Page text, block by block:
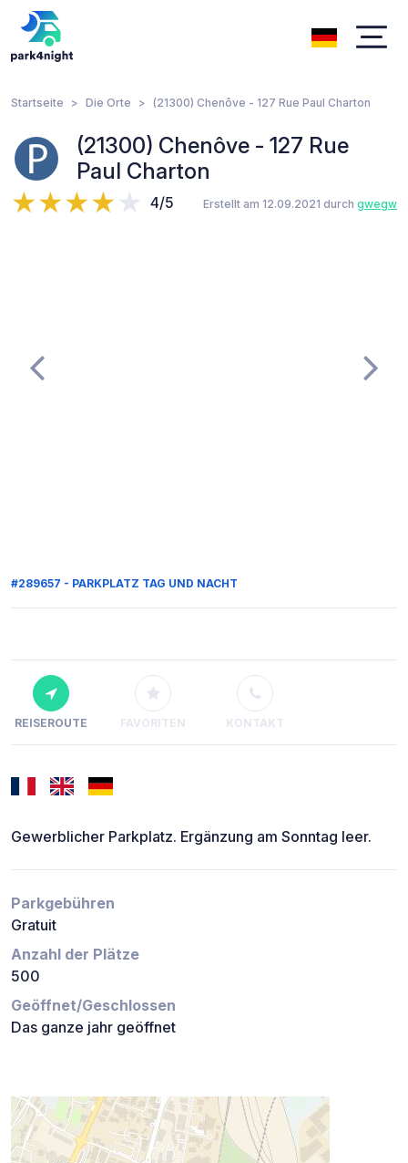
Startseite Die Orte (21300) Chenôve - 127 Rue Paul Charton
(21300) Chenôve - 127 Rue
Paul Charton
4/5 Erstellt am 12.09.2021 durch gwegw
#289657 - PARKPLATZ TAG UND NACHT
REISEROUTE FAVORITEN KONTAKT
Gewerblicher Parkplatz. Ergänzung am Sonntag leer.
Parkgebühren
Gratuit
Anzahl der Plätze
500
Geöffnet/Geschlossen
Das ganze jahr geöffnet